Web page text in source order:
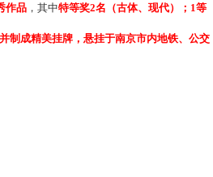
作品 ，其中特等奖2名（古体、现代）；1等
制成精美挂牌，悬挂于南京市内地铁、公交